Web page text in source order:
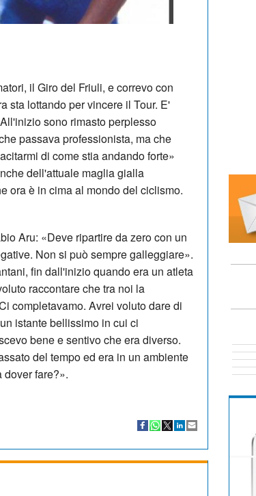
il Giro del Friuli, e correvo con
sta lottando per vincere il Tour. E'
sono rimasto perplesso
passava professionista, ma che
di come stia andando forte»
dell'attuale maglia gialla
ora è in cima al mondo del ciclismo.
Aru: «Deve ripartire da zero con un
Non si può sempre galleggiare».
fin dall'inizio quando era un atleta
raccontare che tra noi la
completavamo. Avrei voluto dare di
istante bellissimo in cui ci
bene e sentivo che era diverso.
del tempo ed era in un ambiente
fare?».